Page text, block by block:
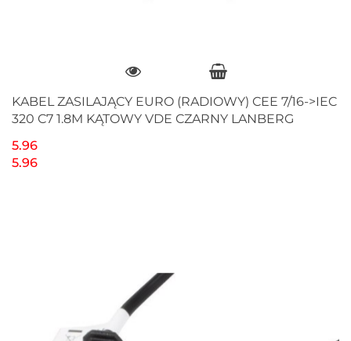
KABEL ZASILAJĄCY EURO (RADIOWY) CEE 7/16->IEC
320 C7 1.8M KĄTOWY VDE CZARNY LANBERG
5.96
5.96